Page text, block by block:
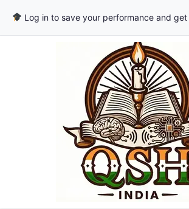
Log in to save your performance and get